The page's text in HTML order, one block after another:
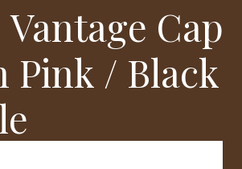
Cap
Pink / Black